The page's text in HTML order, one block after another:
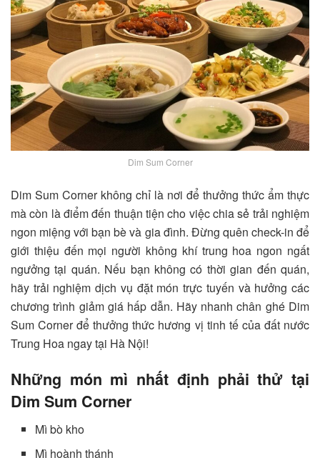
Dim Sum Corner
Dim Sum Corner không chỉ là nơi để thưởng thức ẩm thực
mà còn là điểm đến thuận tiện cho việc chia sẻ trải nghiệm
ngon miệng với bạn bè và gia đình. Đừng quên check-in để
giới thiệu đến mọi người không khí trung hoa ngon ngất
ngưởng tại quán. Nếu bạn không có thời gian đến quán,
hãy trải nghiệm dịch vụ đặt món trực tuyến và hưởng các
chương trình giảm giá hấp dẫn. Hãy nhanh chân ghé Dim
Sum Corner để thưởng thức hương vị tinh tế của đất nước
Trung Hoa ngay tại Hà Nội!
Những món mì nhất định phải thử tại
Dim Sum Corner
Mì bò kho
Mì hoành thánh